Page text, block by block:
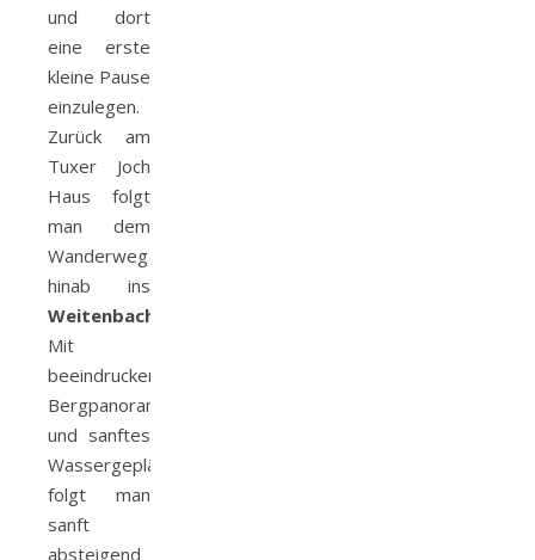
und dort
eine erste
kleine Pause
einzulegen.
Zurück am
Tuxer Joch
Haus folgt
man dem
Wanderweg
hinab ins
Weitenbachtal
Mit
beeindruckenden
Bergpanorama
und sanftes
Wassergeplätscher
folgt man
sanft
absteigend